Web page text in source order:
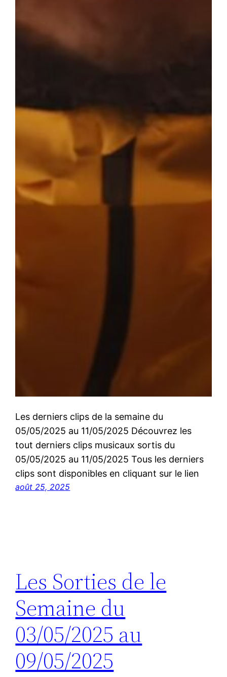
Les derniers clips de la semaine du
05/05/2025 au 11/05/2025 Découvrez les
tout derniers clips musicaux sortis du
05/05/2025 au 11/05/2025 Tous les derniers
clips sont disponibles en cliquant sur le lien
août 25, 2025
Les Sorties de le
Semaine du
03/05/2025 au
09/05/2025